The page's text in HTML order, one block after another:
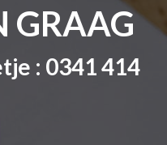
GRAAG
: 0341 414